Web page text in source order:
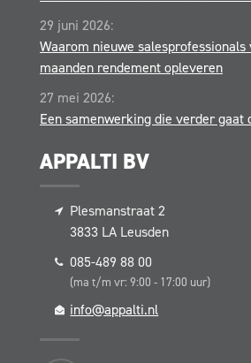
29 juni 2026:
Waarom nieuwe salesprofessionals
maanden rendement opleveren
27 mei 2026:
Een samenwerking die verder gaat
APPALTI BV
Plesmanstraat 2
3833 LA Leusden
085-489 88 00
(ma t/m vr: 9:00 - 17:00 uur)
info@appalti.nl